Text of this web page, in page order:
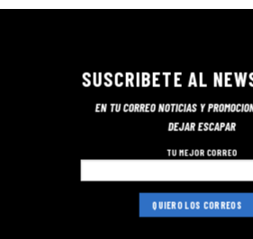
SUSCRIBETE AL
EN TU CORREO NOTICIAS Y
DEJAR ESCAPAR
TU MEJOR CORREO